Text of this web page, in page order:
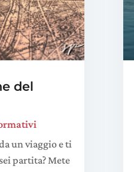
del
un viaggio e ti
partita? Mete